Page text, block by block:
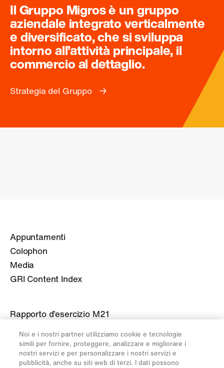
Il Gruppo Migros è un gruppo
aziendale integrato verticalmente
e diversificato, che si sviluppa
intorno all’attività principale, il
commercio al dettaglio.
Strategia del Gruppo
Appuntamenti
Colophon
Media
GRI Content Index
Rapporto d’esercizio M21
Rapporto d’esercizio M19
Rapporto d’esercizio M18
Noi e i nostri partner utilizziamo cookie e tecnologie
simili per fornire, proteggere, analizzare e migliorare i
nostri servizi e per personalizzare i nostri servizi e
pubblicità, anche su siti web di terzi. I dati possono